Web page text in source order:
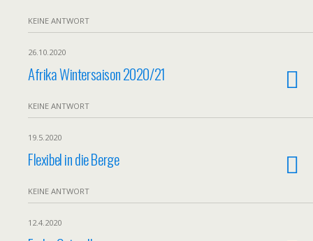
KEINE ANTWORT
26.10.2020
Afrika Wintersaison 2020/21
KEINE ANTWORT
19.5.2020
Flexibel in die Berge
KEINE ANTWORT
12.4.2020